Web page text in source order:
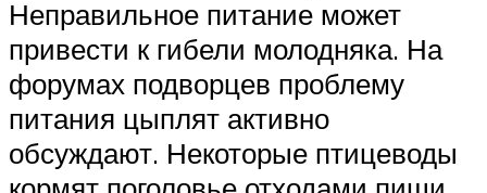
Неправильное питание может
привести к гибели молодняка. На
форумах подворцев проблему
питания цыплят активно
обсуждают. Некоторые птицеводы